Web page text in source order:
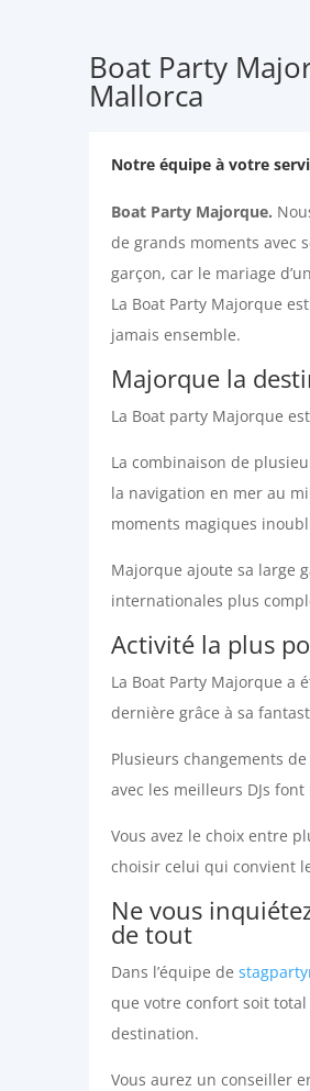
Boat Party
Mallorca
Notre équipe à votre
Boat Party Majorque.
de grands moments avec
garçon, car le mariage
La Boat Party Majorque
jamais ensemble.
Majorque la
La Boat party Majorque
La combinaison de
la navigation en mer au
moments magiques
Majorque ajoute sa large
internationales plus
Activité la plus
La Boat Party Majorque a
dernière grâce à sa
Plusieurs changements
avec les meilleurs DJs
Vous avez le choix entre
choisir celui qui convient
Ne vous
de tout
Dans l’équipe de
que votre confort soit total
destination.
Vous aurez un conseiller